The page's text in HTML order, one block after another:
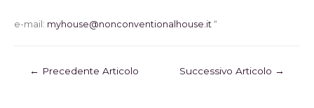
e-mail: myhouse@nonconventionalhouse.it “
← Precedente Articolo Successivo Articolo →